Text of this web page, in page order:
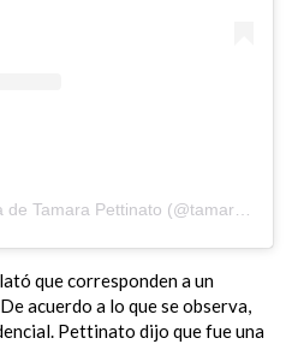
que corresponden a un
acuerdo a lo que se observa,
Pettinato dijo que fue una